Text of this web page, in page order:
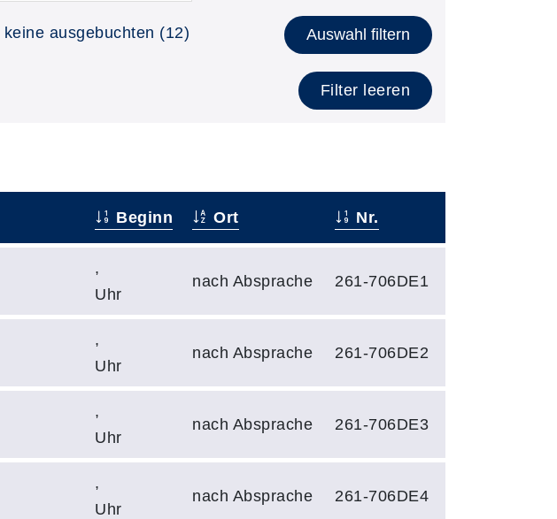
keine ausgebuchten (12) Auswahl filtern
Filter leeren
Beginn Ort Nr.
,
Uhr
nach Absprache 261-706DE1
,
Uhr
nach Absprache 261-706DE2
,
Uhr
nach Absprache 261-706DE3
,
Uhr
nach Absprache 261-706DE4